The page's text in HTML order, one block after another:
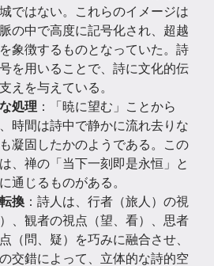
ではない。これらのイメージは
の中で高度に記号化され、超越
象徴するものとなっていた。詩
を用いることで、詩に文化的伝
えを与えている。
処理 ：「暁に望む」ことから
時間は詩中で静かに流れ去りな
凝固したかのようである。この
、禅の「当下一刻即是永恒」と
通じるものがある。
換 ：詩人は、行者（旅人）の視
、観者の視点（望、看）、思者
（問、疑）を巧みに融合させ、
交錯によって、立体的な詩的空